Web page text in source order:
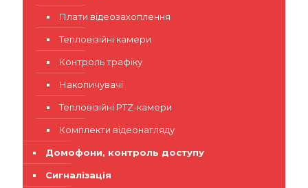
Плати відеозахоплення
Тепловізійні камери
Контроль трафіку
Накопичувачі
Тепловізійні PTZ-камери
Комплекти відеонагляду
Домофони, контроль доступу
Сигналізація